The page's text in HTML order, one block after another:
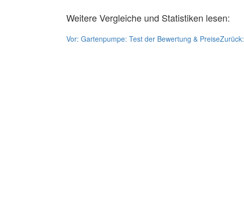
Weitere Vergleiche und Statistiken lesen:
Vor: Gartenpumpe: Test der Bewertung & PreiseZurück: